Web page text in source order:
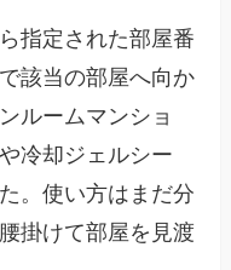
指定された部屋番
該当の部屋へ向か
ルームマンショ
冷却ジェルシー
。使い方はまだ分
掛けて部屋を見渡